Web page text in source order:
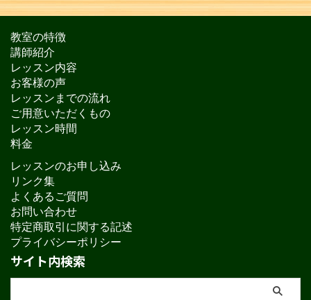
教室の特徴
講師紹介
レッスン内容
お客様の声
レッスンまでの流れ
ご用意いただくもの
レッスン時間
料金
レッスンのお申し込み
リンク集
よくあるご質問
お問い合わせ
特定商取引に関する記述
プライバシーポリシー
サイト内検索